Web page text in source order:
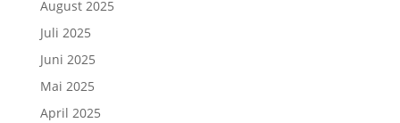
August 2025
Juli 2025
Juni 2025
Mai 2025
April 2025